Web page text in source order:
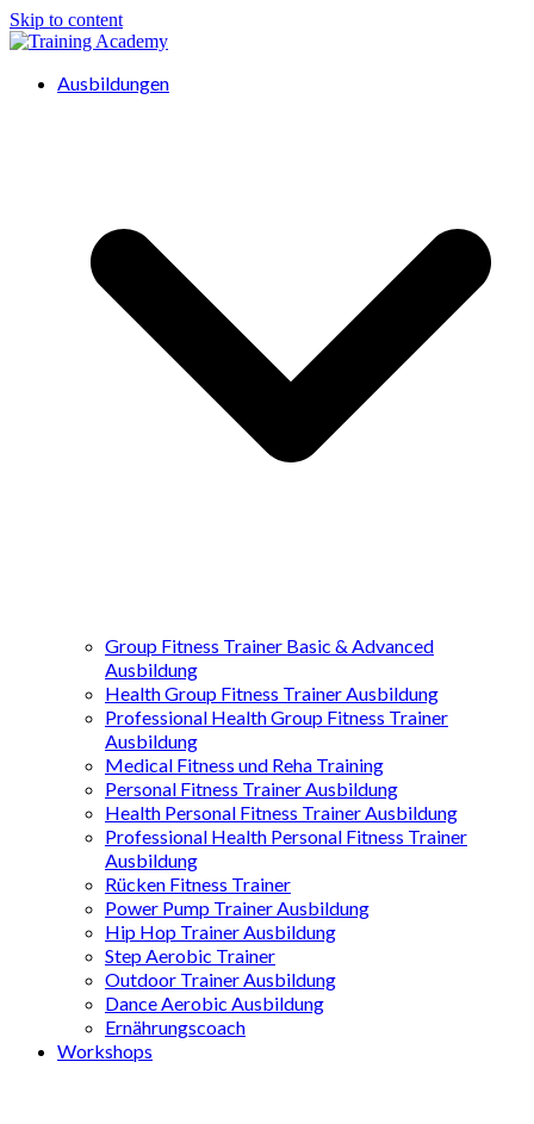
Skip to content
Ausbildungen
Group Fitness Trainer Basic & Advanced
Ausbildung
Health Group Fitness Trainer Ausbildung
Professional Health Group Fitness Trainer
Ausbildung
Medical Fitness und Reha Training
Personal Fitness Trainer Ausbildung
Health Personal Fitness Trainer Ausbildung
Professional Health Personal Fitness Trainer
Ausbildung
Rücken Fitness Trainer
Power Pump Trainer Ausbildung
Hip Hop Trainer Ausbildung
Step Aerobic Trainer
Outdoor Trainer Ausbildung
Dance Aerobic Ausbildung
Ernährungscoach
Workshops